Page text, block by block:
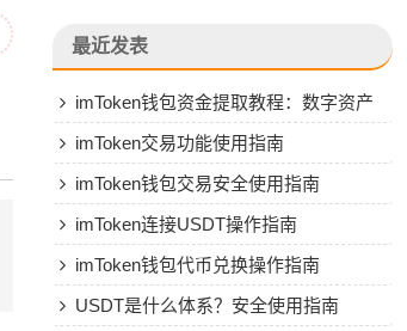
最近发表
imToken钱包资金提取教程：数字资产
转人民币操作指南
imToken交易功能使用指南
imToken钱包交易安全使用指南
imToken连接USDT操作指南
imToken钱包代币兑换操作指南
USDT是什么体系？安全使用指南